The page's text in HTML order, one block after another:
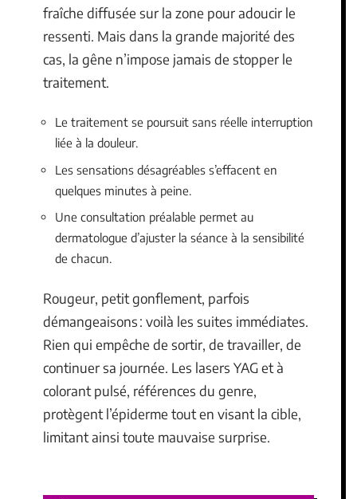
fraîche diffusée sur la zone pour adoucir le
ressenti. Mais dans la grande majorité des
cas, la gêne n’impose jamais de stopper le
traitement.
Le traitement se poursuit sans réelle interruption
liée à la douleur.
Les sensations désagréables s’effacent en
quelques minutes à peine.
Une consultation préalable permet au
dermatologue d’ajuster la séance à la sensibilité
de chacun.
Rougeur, petit gonflement, parfois
démangeaisons : voilà les suites immédiates.
Rien qui empêche de sortir, de travailler, de
continuer sa journée. Les lasers YAG et à
colorant pulsé, références du genre,
protègent l’épiderme tout en visant la cible,
limitant ainsi toute mauvaise surprise.